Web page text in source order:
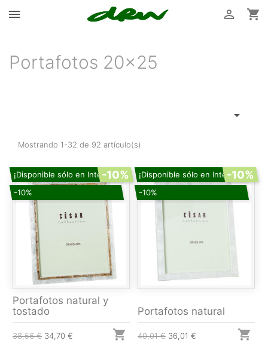
 

Portafotos 20x25

Mostrando 1-32 de 92 artículo(s)
¡Disponible sólo en Internet!
-10%
-10%
Portafotos natural y
tostado
38,56 € 34,70 € 
¡Disponible sólo en Internet!
-10%
-10%
Portafotos natural
40,01 € 36,01 € 